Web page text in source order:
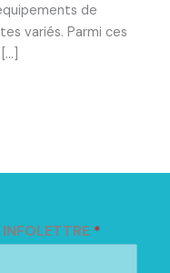
de
variés. Parmi ces
*